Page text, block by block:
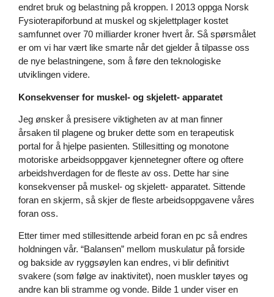
endret bruk og belastning på kroppen. I 2013 oppga Norsk
Fysioterapiforbund at muskel og skjelettplager kostet
samfunnet over 70 milliarder kroner hvert år. Så spørsmålet
er om vi har vært like smarte når det gjelder å tilpasse oss
de nye belastningene, som å føre den teknologiske
utviklingen videre.
Konsekvenser for muskel- og skjelett- apparatet
Jeg ønsker å presisere viktigheten av at man finner
årsaken til plagene og bruker dette som en terapeutisk
portal for å hjelpe pasienten. Stillesitting og monotone
motoriske arbeidsoppgaver kjennetegner oftere og oftere
arbeidshverdagen for de fleste av oss. Dette har sine
konsekvenser på muskel- og skjelett- apparatet. Sittende
foran en skjerm, så skjer de fleste arbeidsoppgavene våres
foran oss.
Etter timer med stillesittende arbeid foran en pc så endres
holdningen vår. “Balansen” mellom muskulatur på forside
og bakside av ryggsøylen kan endres, vi blir definitivt
svakere (som følge av inaktivitet), noen muskler tøyes og
andre kan bli stramme og vonde. Bilde 1 under viser en